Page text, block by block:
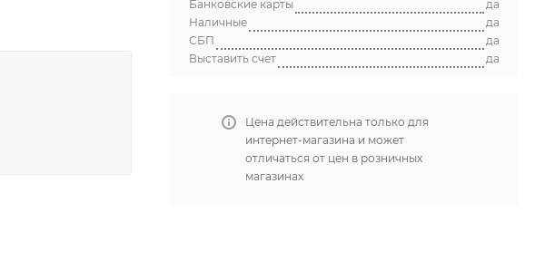
Банковские карты
да
Наличные
да
СБП
да
Выставить счет
да
Цена действительна только для
интернет-магазина и может
отличаться от цен в розничных
магазинах